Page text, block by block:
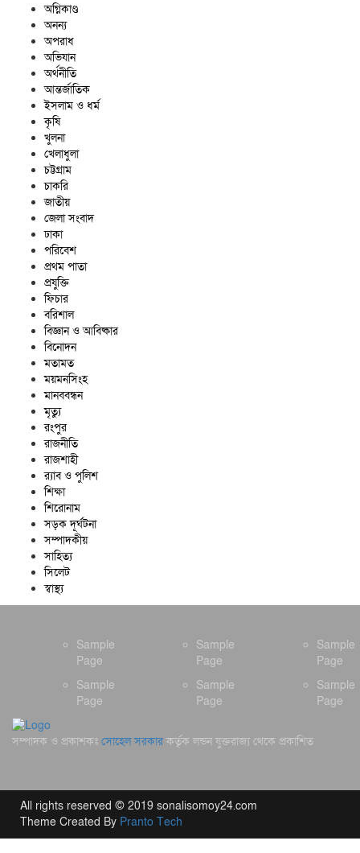
অগ্নিকাণ্ড
অনন্য
অপরাধ
অভিযান
অর্থনীতি
আন্তর্জাতিক
ইসলাম ও ধর্ম
কৃষি
খুলনা
খেলাধুলা
চট্টগ্রাম
চাকরি
জাতীয়
জেলা সংবাদ
ঢাকা
পরিবেশ
প্রথম পাতা
প্রযুক্তি
ফিচার
বরিশাল
বিজ্ঞান ও আবিষ্কার
বিনোদন
মতামত
ময়মনসিংহ
মানববন্ধন
মৃত্যু
রংপুর
রাজনীতি
রাজশাহী
র‍্যাব ও পুলিশ
শিক্ষা
শিরোনাম
সড়ক দূর্ঘটনা
সম্পাদকীয়
সাহিত্য
সিলেট
স্বাস্থ্য
Sample
Page
Sample
Page
Sample
Page
Sample
Page
Sample
Page
Sample
Page
সম্পাদক ও প্রকাশকঃ সোহেল সরকার কর্তৃক লন্ডন যুক্তরাজ্য থেকে প্রকাশিত
All rights reserved © 2019 sonalisomoy24.com
Theme Created By Pranto Tech